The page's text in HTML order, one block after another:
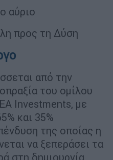
αύριο
προς τη Δύση
από την
του ομίλου
Investments, με
και 35%
της οποίας η
να ξεπεράσει τα
στη δημιουργία